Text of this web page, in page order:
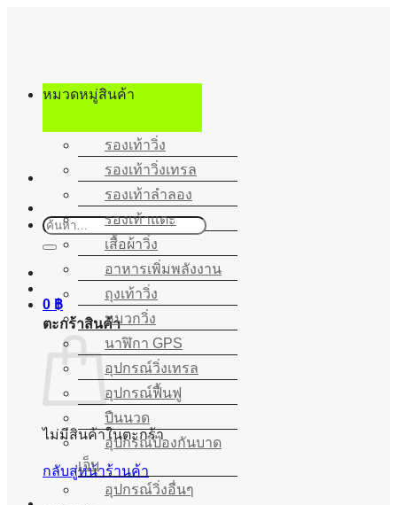
เนื้อหา
ค้นหา:
0 ฿
ตะกร้าสินค้า
ไม่มีสินค้าในตะกร้า
กลับสู่หน้าร้านค้า
หมวดหมู่สินค้า
รองเท้าวิ่ง
รองเท้าวิ่งเทรล
รองเท้าลำลอง
รองเท้าแตะ
เสื้อผ้าวิ่ง
อาหารเพิ่มพลังงาน
ถุงเท้าวิ่ง
หมวกวิ่ง
นาฬิกา GPS
อุปกรณ์วิ่งเทรล
อุปกรณ์ฟื้นฟู
ปืนนวด
อุปกรณ์ป้องกันบาด
เจ็บ
อุปกรณ์วิ่งอื่นๆ